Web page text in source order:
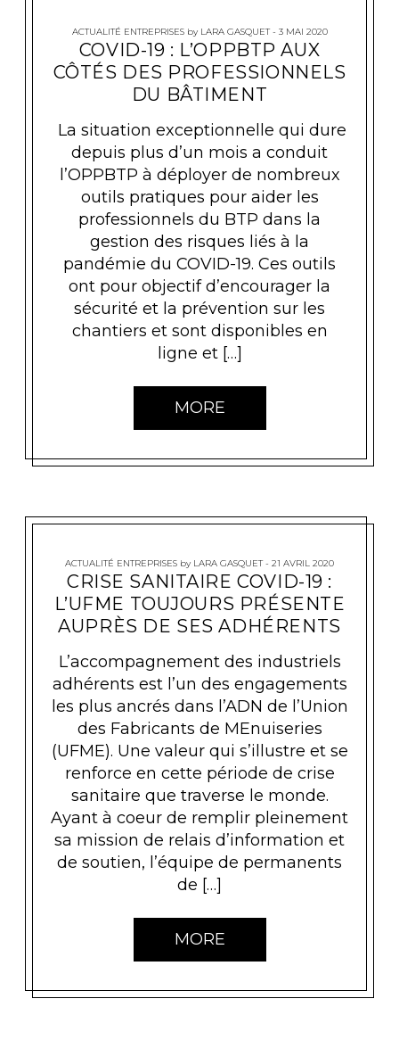
ACTUALITÉ ENTREPRISESby LARA GASQUET 3 MAI 2020
COVID-19 : L’OPPBTP AUX
CÔTÉS DES PROFESSIONNELS
DU BÂTIMENT
La situation exceptionnelle qui dure
depuis plus d’un mois a conduit
l’OPPBTP à déployer de nombreux
outils pratiques pour aider les
professionnels du BTP dans la
gestion des risques liés à la
pandémie du COVID-19. Ces outils
ont pour objectif d’encourager la
sécurité et la prévention sur les
chantiers et sont disponibles en
ligne et […]
MORE
ACTUALITÉ ENTREPRISES by LARA GASQUET 21 AVRIL 2020
CRISE SANITAIRE COVID-19 :
L’UFME TOUJOURS PRÉSENTE
AUPRÈS DE SES ADHÉRENTS
L’accompagnement des industriels
adhérents est l’un des engagements
les plus ancrés dans l’ADN de l’Union
des Fabricants de MEnuiseries
(UFME). Une valeur qui s’illustre et se
renforce en cette période de crise
sanitaire que traverse le monde.
Ayant à coeur de remplir pleinement
sa mission de relais d’information et
de soutien, l’équipe de permanents
de […]
MORE